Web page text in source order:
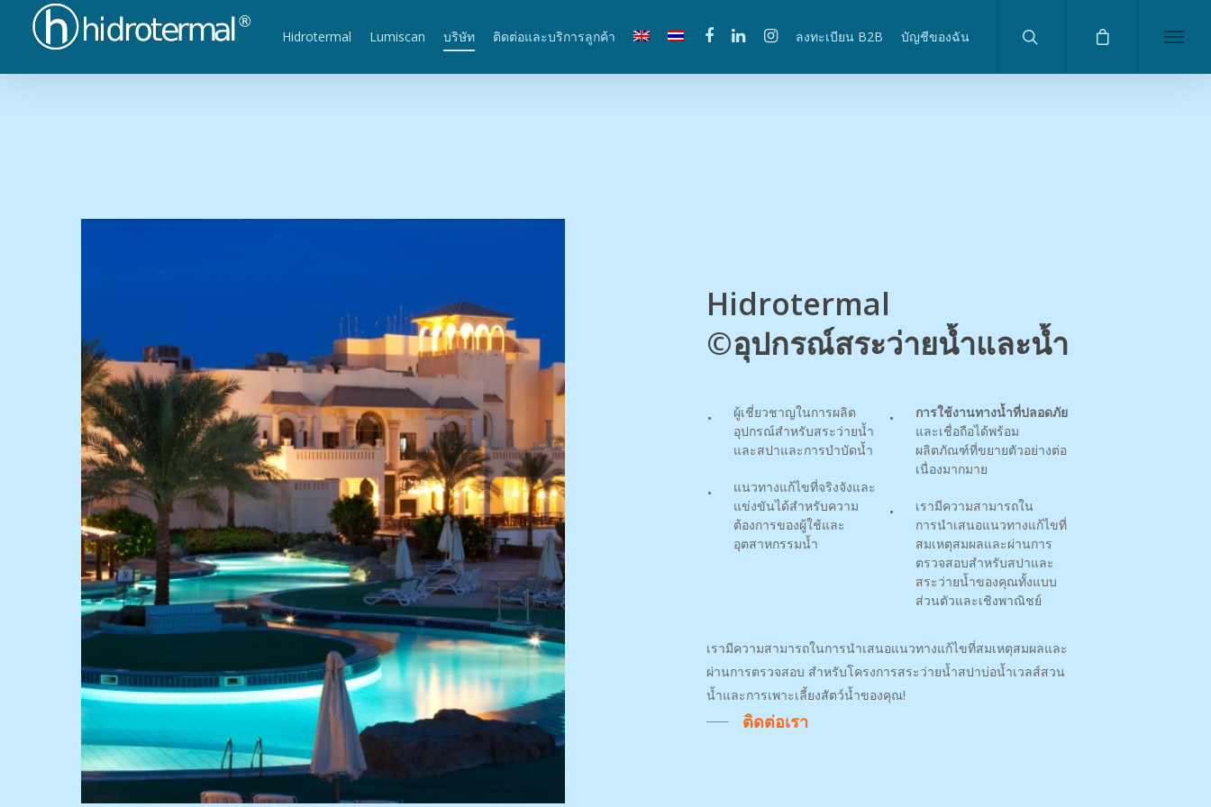
Hidrotermal Lumiscan บริษัท ติดต่อและบริการลูกค้า ลงทะเบียน B2B บัญชีของฉัน
Hidrotermal
©อุปกรณ์สระว่ายน้ำและน้ำ
ผู้เชี่ยวชาญในการผลิต
อุปกรณ์สำหรับสระว่ายน้ำ
และสปาและการบำบัดน้ำ
แนวทางแก้ไขที่จริงจังและ
แข่งขันได้สำหรับความ
ต้องการของผู้ใช้และ
อุตสาหกรรมน้ำ
การใช้งานทางน้ำที่ปลอดภัย
และเชื่อถือได้พร้อม
ผลิตภัณฑ์ที่ขยายตัวอย่างต่อ
เนื่องมากมาย
เรามีความสามารถใน
การนำเสนอแนวทางแก้ไขที่
สมเหตุสมผลและผ่านการ
ตรวจสอบสำหรับสปาและ
สระว่ายน้ำของคุณทั้งแบบ
ส่วนตัวและเชิงพาณิชย์
เรามีความสามารถในการนำเสนอแนวทางแก้ไขที่สมเหตุสมผลและ
ผ่านการตรวจสอบ สำหรับโครงการสระว่ายน้ำสปาบ่อน้ำเวลส์สวน
น้ำและการเพาะเลี้ยงสัตว์น้ำของคุณ!
ติดต่อเรา